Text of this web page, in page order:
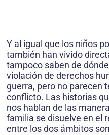
Y al igual que los niños
también han vivido
tampoco saben de
violación de derechos
guerra, pero no parecen
conflicto. Las historias
nos hablan de las
familia se disuelve en el
entre los dos ámbitos